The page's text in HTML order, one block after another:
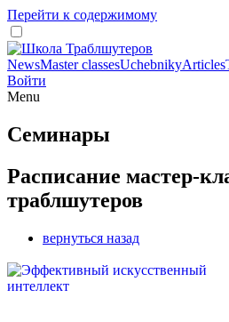
Перейти к содержимому
NewsMaster classesUchebnikyArticles
Войти
Menu
Семинары
Расписание мастер-
траблшутеров
вернуться назад